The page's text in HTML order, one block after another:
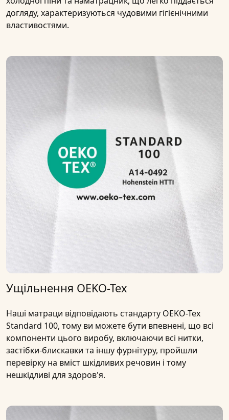
догляду, характеризуються чудовими гігієнічними
властивостями.
Ущільнення OEKO-Tex
Наші матраци відповідають стандарту OEKO-Tex
Standard 100, тому ви можете бути впевнені, що всі
компоненти цього виробу, включаючи всі нитки,
застібки-блискавки та іншу фурнітуру, пройшли
перевірку на вміст шкідливих речовин і тому
нешкідливі для здоров'я.